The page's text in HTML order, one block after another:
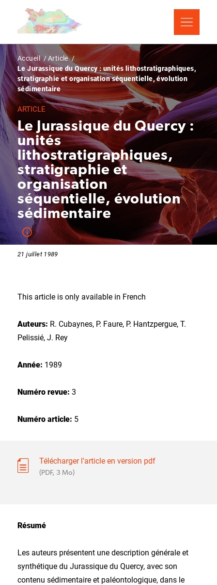
contenu
Fil
d'Ariane
Accueil
Article
Le Jurassique du Quercy : unités lithostratigraphiques,
stratigraphie et organisation séquentielle, évolution
sédimentaire
ARTICLE
Le Jurassique du Quercy :
unités
lithostratigraphiques,
stratigraphie et
organisation
séquentielle, évolution
sédimentaire
21 juillet 1989
This article is only available in French
Auteurs: R. Cubaynes, P. Faure, P. Hantzpergue, T.
Pelissié, J. Rey
Année: 1989
Numéro revue: 3
Numéro article: 5
Télécharger l'article en version pdf
(PDF, 3 Mo)
Résumé
Les auteurs présentent une description générale et
synthétique du Jurassique du Quercy, avec son
contenu sédimentaire et paléontologique, dans le